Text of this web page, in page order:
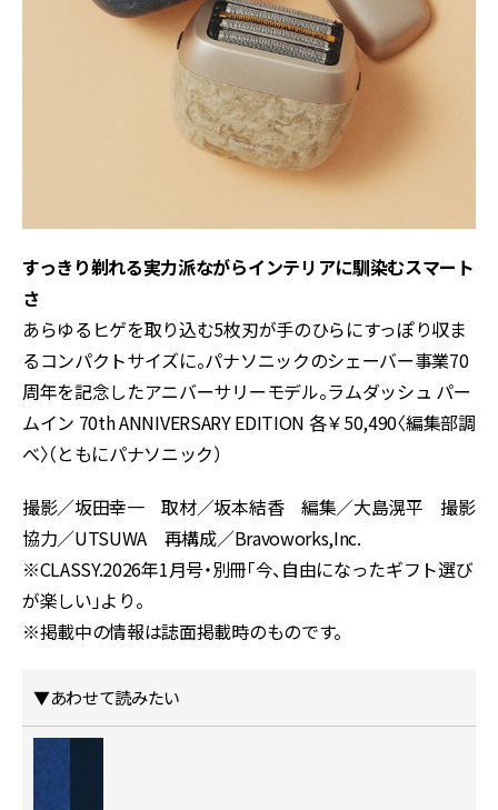
すっきり剃れる実力派ながらインテリアに馴染むスマート
さ
あらゆるヒゲを取り込む5枚刃が手のひらにすっぽり収ま
るコンパクトサイズに。パナソニックのシェーバー事業70
周年を記念したアニバーサリーモデル。ラムダッシュ パー
ムイン 70th ANNIVERSARY EDITION 各￥50,490〈編集部調
べ〉（ともにパナソニック）
撮影／坂田幸一 取材／坂本結香 編集／大島滉平 撮影
協力／UTSUWA 再構成／Bravoworks,Inc.
※CLASSY.2026年1月号・別冊「今、自由になったギフト選び
が楽しい」より。
※掲載中の情報は誌面掲載時のものです。
▼あわせて読みたい